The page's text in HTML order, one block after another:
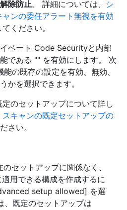
除防止。 詳細については、 シ
ンの委任アラート無視を有効
ください。
ベート Code Securityと内部
である "" を有効にします。 次
の既存の設定を有効、無効、
かを選択できます。
定のセットアップについて詳し
スキャンの既定セットアップの
さい。
セットアップに関係なく、
用できる構成を作成するに
setup allowed] を選
、既定のセットアップは